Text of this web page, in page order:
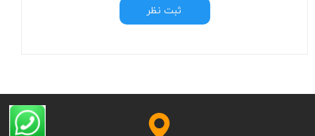
ثبت نظر